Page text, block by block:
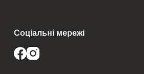
Переваги вибору
Соціальні мережі